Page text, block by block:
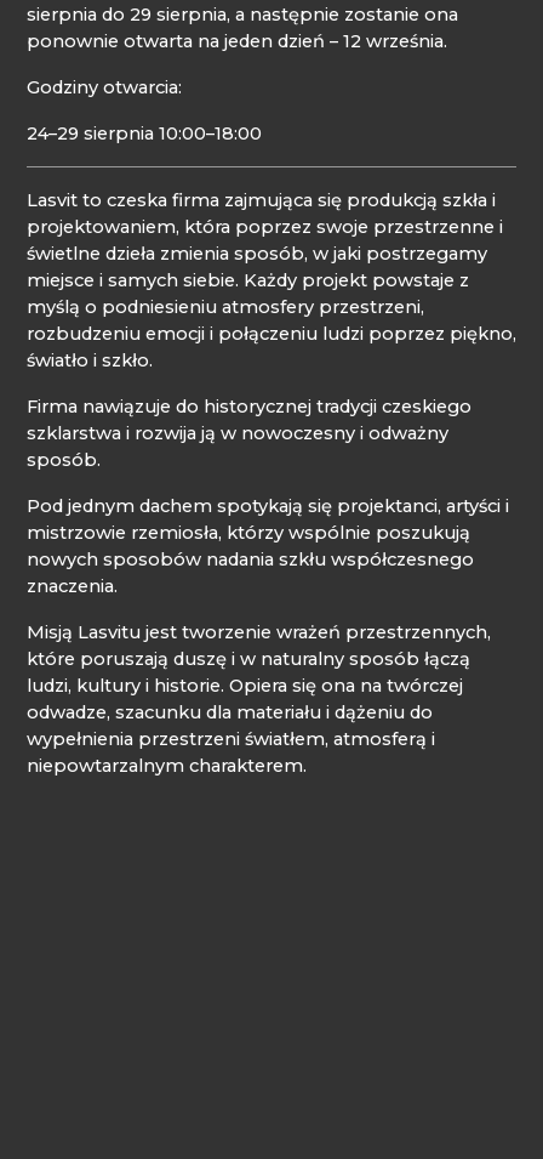
sierpnia do 29 sierpnia, a następnie zostanie ona
ponownie otwarta na jeden dzień – 12 września.
Godziny otwarcia:
24–29 sierpnia 10:00–18:00
Lasvit to czeska firma zajmująca się produkcją szkła i
projektowaniem, która poprzez swoje przestrzenne i
świetlne dzieła zmienia sposób, w jaki postrzegamy
miejsce i samych siebie. Każdy projekt powstaje z
myślą o podniesieniu atmosfery przestrzeni,
rozbudzeniu emocji i połączeniu ludzi poprzez piękno,
światło i szkło.
Firma nawiązuje do historycznej tradycji czeskiego
szklarstwa i rozwija ją w nowoczesny i odważny
sposób.
Pod jednym dachem spotykają się projektanci, artyści i
mistrzowie rzemiosła, którzy wspólnie poszukują
nowych sposobów nadania szkłu współczesnego
znaczenia.
Misją Lasvitu jest tworzenie wrażeń przestrzennych,
które poruszają duszę i w naturalny sposób łączą
ludzi, kultury i historie. Opiera się ona na twórczej
odwadze, szacunku dla materiału i dążeniu do
wypełnienia przestrzeni światłem, atmosferą i
niepowtarzalnym charakterem.